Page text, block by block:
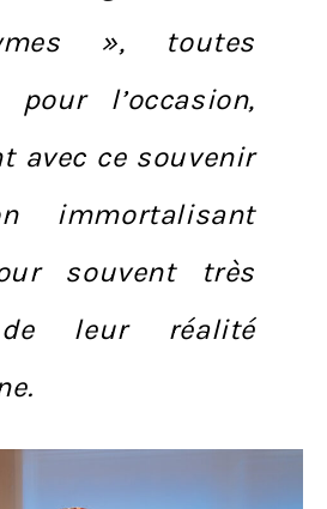
», toutes
pour l’occasion,
avec ce souvenir
immortalisant
souvent très
leur réalité